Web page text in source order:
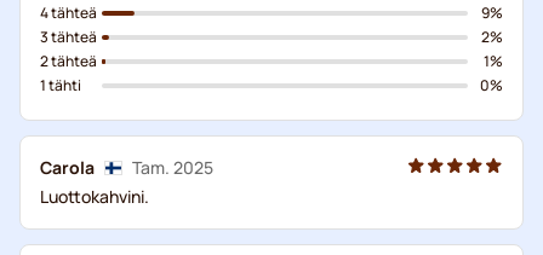
4 tähteä
3 tähteä
2 tähteä
1 tähti
9%
2%
1%
0%
Carola
Tam. 2025
Luottokahvini.